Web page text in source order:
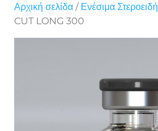
Αρχική σελίδα / Ενέσιμα Στεροειδή
CUT LONG 300